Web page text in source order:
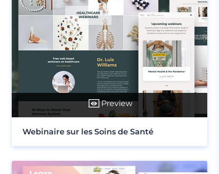
Preview
Webinaire sur les Soins de Santé